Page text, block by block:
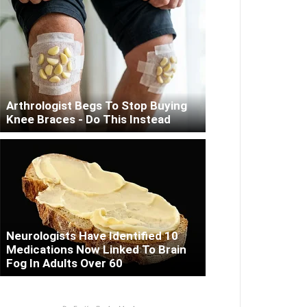
Arthrologist Begs To Stop Buying
Knee Braces - Do This Instead
Neurologists Have Identified 10
Medications Now Linked To Brain
Fog In Adults Over 60